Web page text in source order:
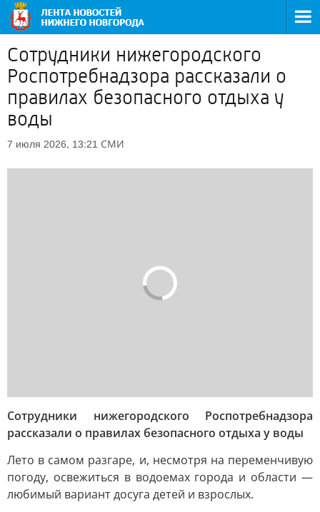
Сотрудники нижегородского
Роспотребнадзора рассказали о
правилах безопасного отдыха у
воды
7 июля 2026, 13:21 СМИ
Сотрудники нижегородского Роспотребнадзора
рассказали о правилах безопасного отдыха у воды
Лето в самом разгаре, и, несмотря на переменчивую
погоду, освежиться в водоемах города и области —
любимый вариант досуга детей и взрослых.